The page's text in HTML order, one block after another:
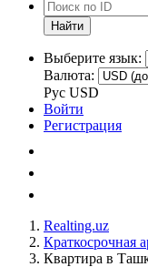
Найти
Выберите язык:
Валюта:
Рус USD
Войти
Регистрация
Realting.uz
Краткосрочная
Квартира в